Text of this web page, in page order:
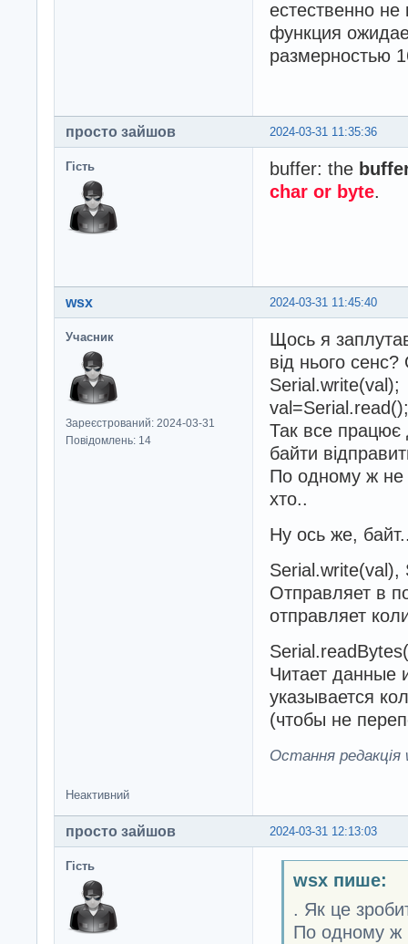
естественно
функция
размерностью
2024-03-31 11:35:36
просто зайшов
Гість buffer: the
char or byte.
2024-03-31 11:45:40
wsx
Учасник
Зареєстрований: 2024-03-31
Повідомлень: 14
Щось я
від нього
Serial.write(val);
val=Serial.read();
Так все працює
байти
По одному ж не
хто..
Ну ось же,
Serial.write(val),
Отправляет в
отправляет
Читает данные
указывается
(чтобы не
Остання редакція
Неактивний
2024-03-31 12:13:03
просто зайшов
Гість
wsx пише:
. Як це
По одному ж